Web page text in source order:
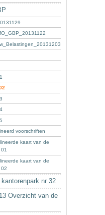
voorschriften
kaart van de
kaart van de
nr 32
Overzicht van de